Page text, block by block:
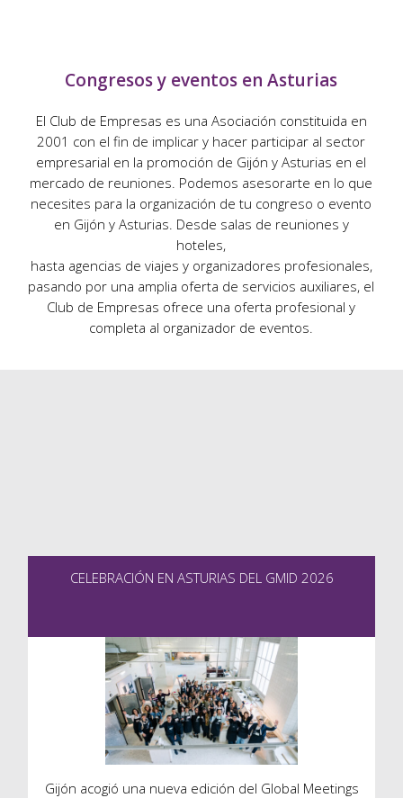
Congresos y eventos en Asturias
El Club de Empresas es una Asociación constituida en
2001 con el fin de implicar y hacer participar al sector
empresarial en la promoción de Gijón y Asturias en el
mercado de reuniones. Podemos asesorarte en lo que
necesites para la organización de tu congreso o evento
en Gijón y Asturias. Desde salas de reuniones y
hoteles,
hasta agencias de viajes y organizadores profesionales,
pasando por una amplia oferta de servicios auxiliares, el
Club de Empresas ofrece una oferta profesional y
completa al organizador de eventos.
CELEBRACIÓN EN ASTURIAS DEL GMID 2026
Gijón acogió una nueva edición del Global Meetings